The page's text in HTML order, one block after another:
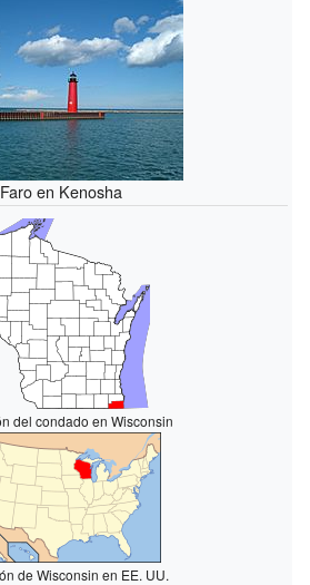
Faro en Kenosha
del condado en Wisconsin
de Wisconsin en EE. UU.